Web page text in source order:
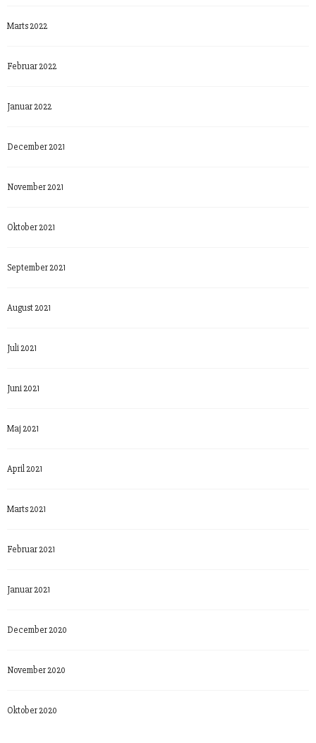
Marts 2022
Februar 2022
Januar 2022
December 2021
November 2021
Oktober 2021
September 2021
August 2021
Juli 2021
Juni 2021
Maj 2021
April 2021
Marts 2021
Februar 2021
Januar 2021
December 2020
November 2020
Oktober 2020